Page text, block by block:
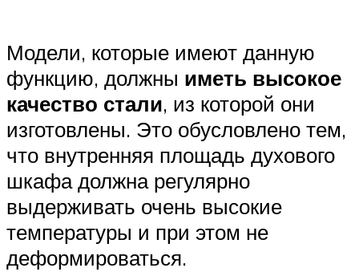
Модели, которые имеют данную
функцию, должны иметь высокое
качество стали, из которой они
изготовлены. Это обусловлено тем,
что внутренняя площадь духового
шкафа должна регулярно
выдерживать очень высокие
температуры и при этом не
деформироваться.